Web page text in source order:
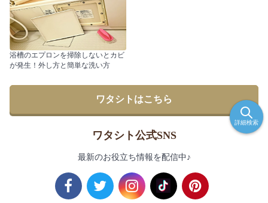
浴槽のエプロンを掃除しないとカビ
が発生！外し方と簡単な洗い方
ワタシトはこちら
ワタシト公式SNS
最新のお役立ち情報を配信中♪
詳細検索